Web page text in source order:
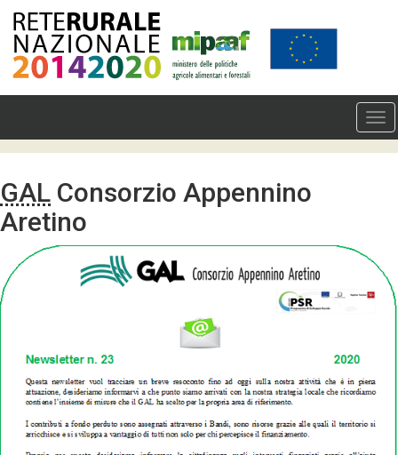
GAL Consorzio Appennino
Aretino